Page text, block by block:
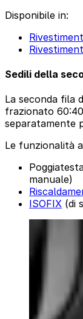
Disponibile in:
Sedili della
La seconda fila
frazionato
separatamente
Le funzionalità
manuale)
ISOFIX (di